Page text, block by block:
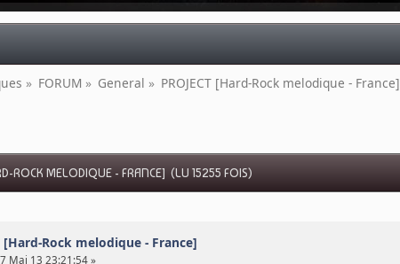
» FORUM » General » PROJECT [Hard-Rock melodique - France]
ROCK MELODIQUE - FRANCE] (LU 15255 FOIS)
[Hard-Rock melodique - France]
Mai 13 23:21:54 »